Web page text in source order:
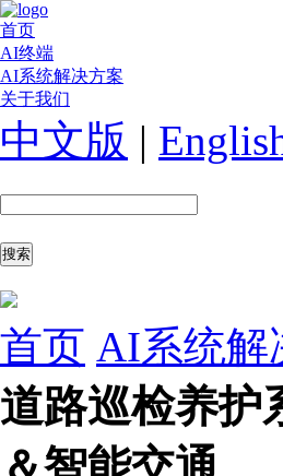
首页
AI终端
AI系统解决方案
关于我们
中文版 |
首页 AI系统解
道路巡检养护